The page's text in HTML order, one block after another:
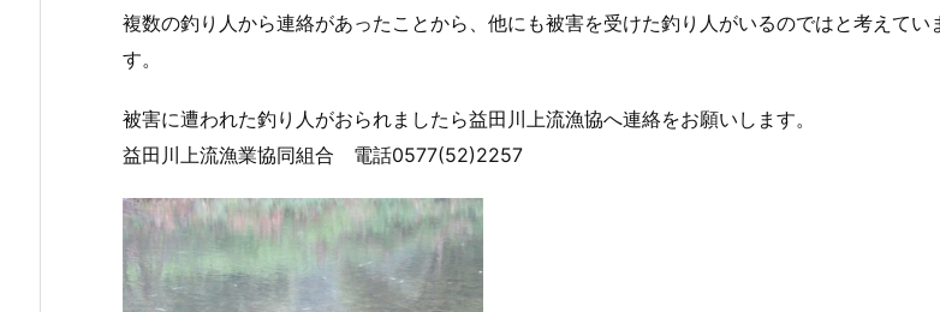
複数の釣り人から連絡があったことから、他にも被害を受けた釣り人がいるのではと考えてい
す。
被害に遭われた釣り人がおられましたら益田川上流漁協へ連絡をお願いします。
益田川上流漁業協同組合 電話0577(52)2257